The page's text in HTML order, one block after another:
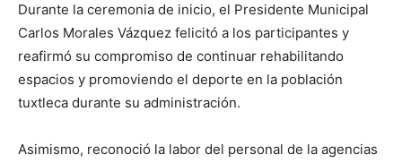
Durante la ceremonia de inicio, el Presidente Municipal
Carlos Morales Vázquez felicitó a los participantes y
reafirmó su compromiso de continuar rehabilitando
espacios y promoviendo el deporte en la población
tuxtleca durante su administración.
Asimismo, reconoció la labor del personal de la agencias